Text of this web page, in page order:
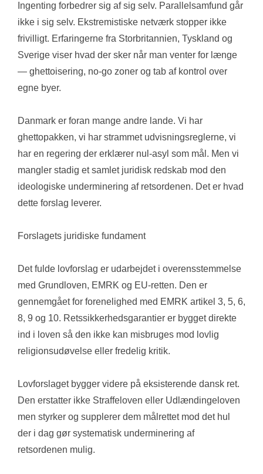
Ingenting forbedrer sig af sig selv. Parallelsamfund går
ikke i sig selv. Ekstremistiske netværk stopper ikke
frivilligt. Erfaringerne fra Storbritannien, Tyskland og
Sverige viser hvad der sker når man venter for længe
— ghettoisering, no-go zoner og tab af kontrol over
egne byer.
Danmark er foran mange andre lande. Vi har
ghettopakken, vi har strammet udvisningsreglerne, vi
har en regering der erklærer nul-asyl som mål. Men vi
mangler stadig et samlet juridisk redskab mod den
ideologiske underminering af retsordenen. Det er hvad
dette forslag leverer.
Forslagets juridiske fundament
Det fulde lovforslag er udarbejdet i overensstemmelse
med Grundloven, EMRK og EU-retten. Den er
gennemgået for forenelighed med EMRK artikel 3, 5, 6,
8, 9 og 10. Retssikkerhedsgarantier er bygget direkte
ind i loven så den ikke kan misbruges mod lovlig
religionsudøvelse eller fredelig kritik.
Lovforslaget bygger videre på eksisterende dansk ret.
Den erstatter ikke Straffeloven eller Udlændingeloven
men styrker og supplerer dem målrettet mod det hul
der i dag gør systematisk underminering af
retsordenen mulig.